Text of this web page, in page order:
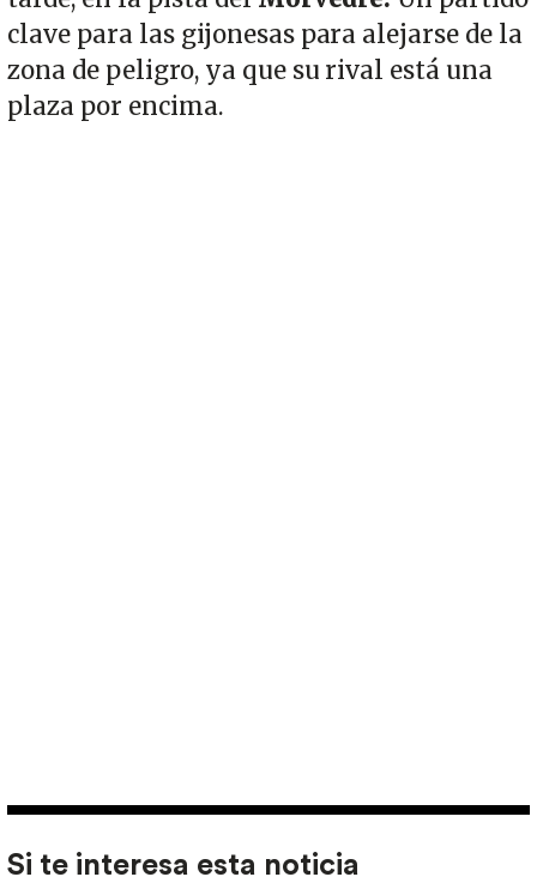
clave para las gijonesas para alejarse de la
zona de peligro, ya que su rival está una
plaza por encima.
Si te interesa esta noticia